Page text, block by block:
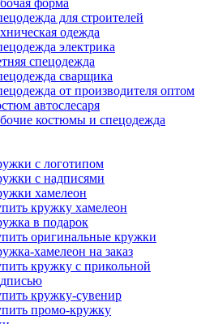
форма
для строителей
одежда
электрика
спецодежда
сварщика
от производителя оптом
автослесаря
костюмы и спецодежда
с логотипом
с надписями
хамелеон
кружку хамелеон
в подарок
оригинальные кружки
хамелеон на заказ
кружку с прикольной
кружку-сувенир
промо-кружку